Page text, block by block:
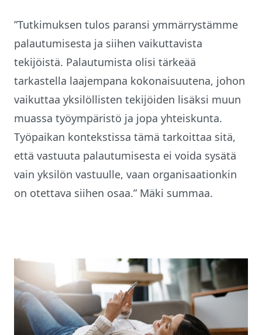
”Tutkimuksen tulos paransi ymmärrystämme
palautumisesta ja siihen vaikuttavista
tekijöistä. Palautumista olisi tärkeää
tarkastella laajempana kokonaisuutena, johon
vaikuttaa yksilöllisten tekijöiden lisäksi muun
muassa työympäristö ja jopa yhteiskunta.
Työpaikan kontekstissa tämä tarkoittaa sitä,
että vastuuta palautumisesta ei voida sysätä
vain yksilön vastuulle, vaan organisaationkin
on otettava siihen osaa.” Mäki summaa.